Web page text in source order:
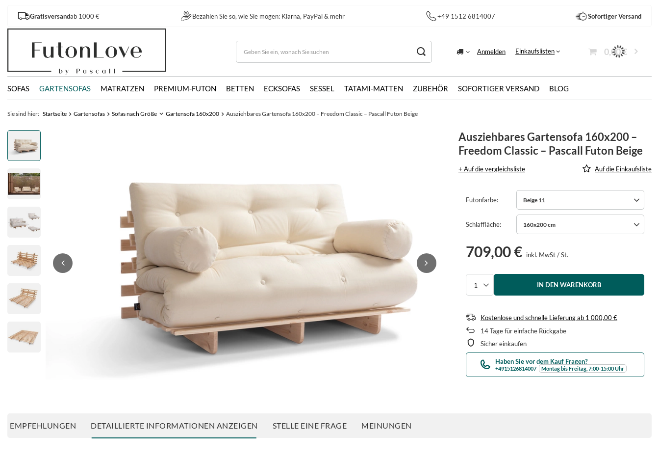
Gratisversandab 1000 € Bezahlen Sie so, wie Sie mögen: Klarna, PayPal & mehr +49 1512 6814007 Sofortiger Versand
Anmelden Einkaufslisten 0,00 €
SOFAS GARTENSOFAS MATRATZEN PREMIUM-FUTON BETTEN ECKSOFAS SESSEL TATAMI-MATTEN ZUBEHÖR SOFORTIGER VERSAND BLOG
Sie sind hier: Startseite Gartensofas Sofas nach Größe Gartensofa 160x200 Ausziehbares Gartensofa 160x200 – Freedom Classic – Pascall Futon Beige
Ausziehbares Gartensofa 160x200 –
Freedom Classic – Pascall Futon Beige
+ Auf die vergleichsliste Auf die Einkaufsliste
Futonfarbe Beige 11
Schlaffläche 160x200 cm
709,00 € inkl. MwSt/St.
IN DEN WARENKORB
Kostenlose und schnelle Lieferungab 1 000,00 €
14Tage für einfache Rückgabe
Sicher einkaufen
Haben Sie vor dem Kauf Fragen?
+4915126814007 Montag bis Freitag, 7:00-15:00 Uhr
EMPFEHLUNGEN DETAILLIERTE INFORMATIONEN ANZEIGEN STELLE EINE FRAGE MEINUNGEN